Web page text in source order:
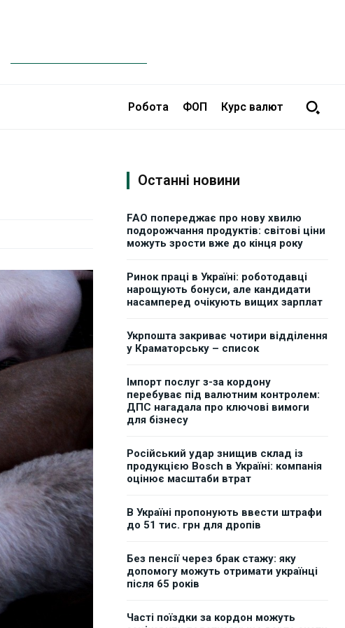
Робота ФОП Курс валют
Останні новини
FAO попереджає про нову хвилю
подорожчання продуктів: світові ціни
можуть зрости вже до кінця року
Ринок праці в Україні: роботодавці
нарощують бонуси, але кандидати
насамперед очікують вищих зарплат
Укрпошта закриває чотири відділення
у Краматорську – список
Імпорт послуг з-за кордону
перебуває під валютним контролем:
ДПС нагадала про ключові вимоги
для бізнесу
Російський удар знищив склад із
продукцією Bosch в Україні: компанія
оцінює масштаби втрат
В Україні пропонують ввести штрафи
до 51 тис. грн для дропів
Без пенсії через брак стажу: яку
допомогу можуть отримати українці
після 65 років
Часті поїздки за кордон можуть